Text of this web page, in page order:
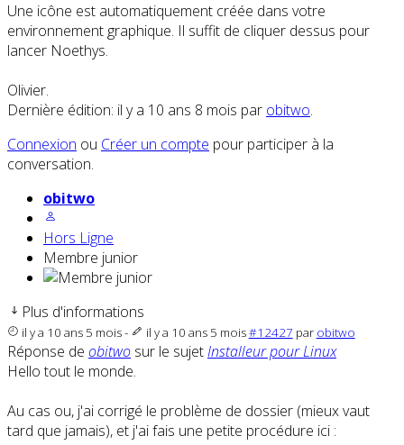
Une icône est automatiquement créée dans votre
environnement graphique. Il suffit de cliquer dessus pour
lancer Noethys.
Olivier.
Dernière édition: il y a 10 ans 8 mois par obitwo.
Connexion ou Créer un compte pour participer à la
conversation.
obitwo
Hors Ligne
Membre junior
Plus d'informations
il y a 10 ans 5 mois- il y a 10 ans 5 mois#12427 par obitwo
Réponse de obitwo sur le sujetInstalleur pour Linux
Hello tout le monde.
Au cas ou, j'ai corrigé le problème de dossier (mieux vaut
tard que jamais), et j'ai fais une petite procédure ici :